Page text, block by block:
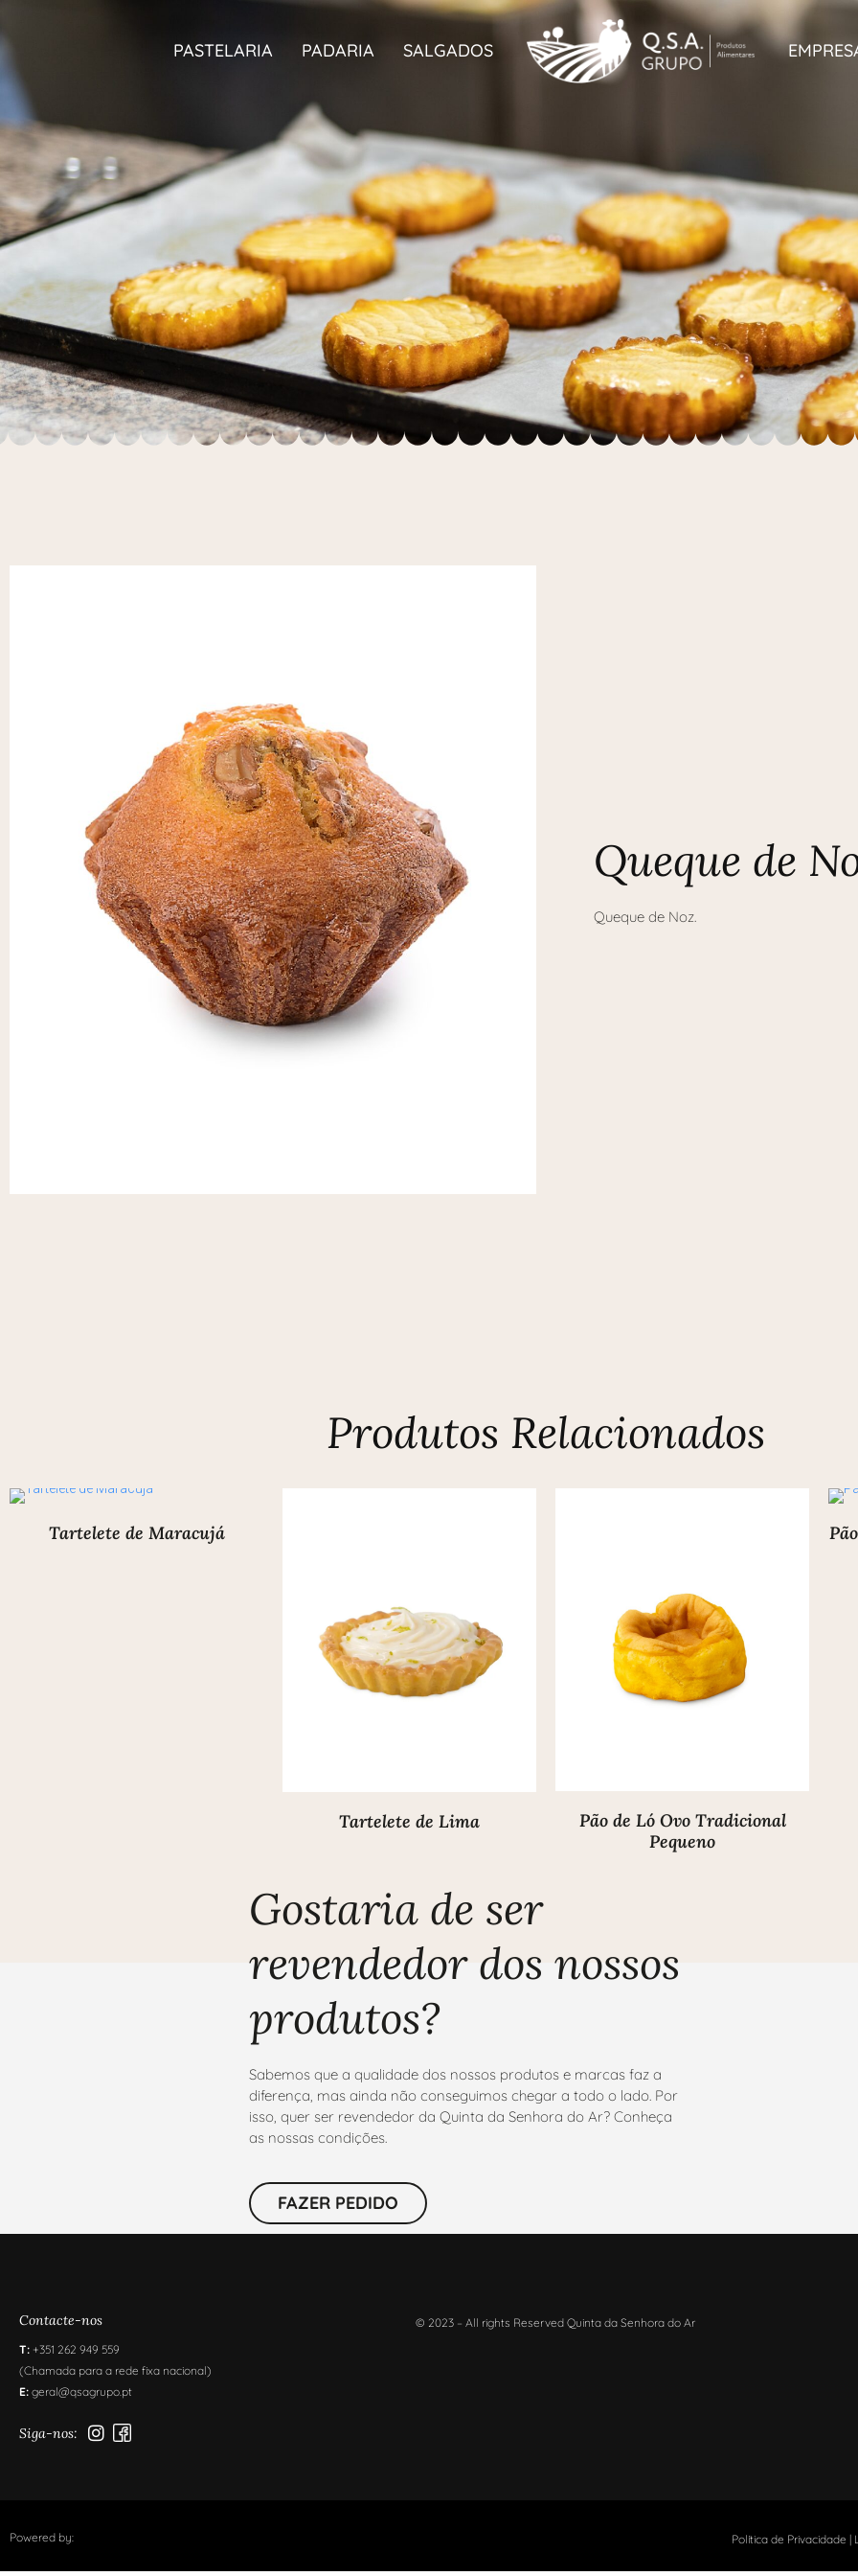
PASTELARIA PADARIA SALGADOS
Queque de
Queque de Noz.
Produtos Relacionados
Tartelete de Maracujá
Tartelete de Lima
Pão de Ló Ovo Tradicional
Pequeno
Gostaria de ser
revendedor dos nossos
produtos?
Sabemos que a qualidade dos nossos produtos e marcas faz a
diferença, mas ainda não conseguimos chegar a todo o lado. Por
isso, quer ser revendedor da Quinta da Senhora do Ar? Conheça
as nossas condições.
FAZER PEDIDO
Contacte-nos
T: +351 262 949 559
(Chamada para a rede fixa nacional)
E: geral@qsagrupo.pt
Siga-nos:
© 2023 – All rights Reserved Quinta da Senhora do Ar
Powered by: ​ Política de Privacidade |